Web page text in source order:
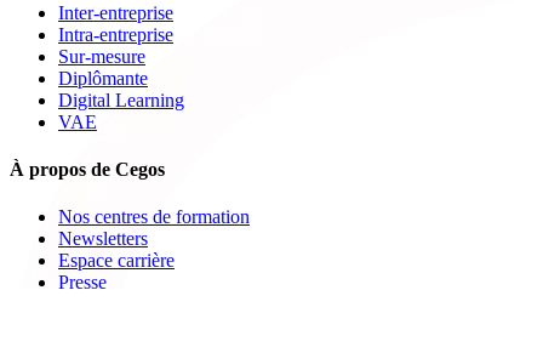
Inter-entreprise
Intra-entreprise
Sur-mesure
Diplômante
Digital Learning
VAE
À propos de Cegos
Nos centres de formation
Newsletters
Espace carrière
Presse